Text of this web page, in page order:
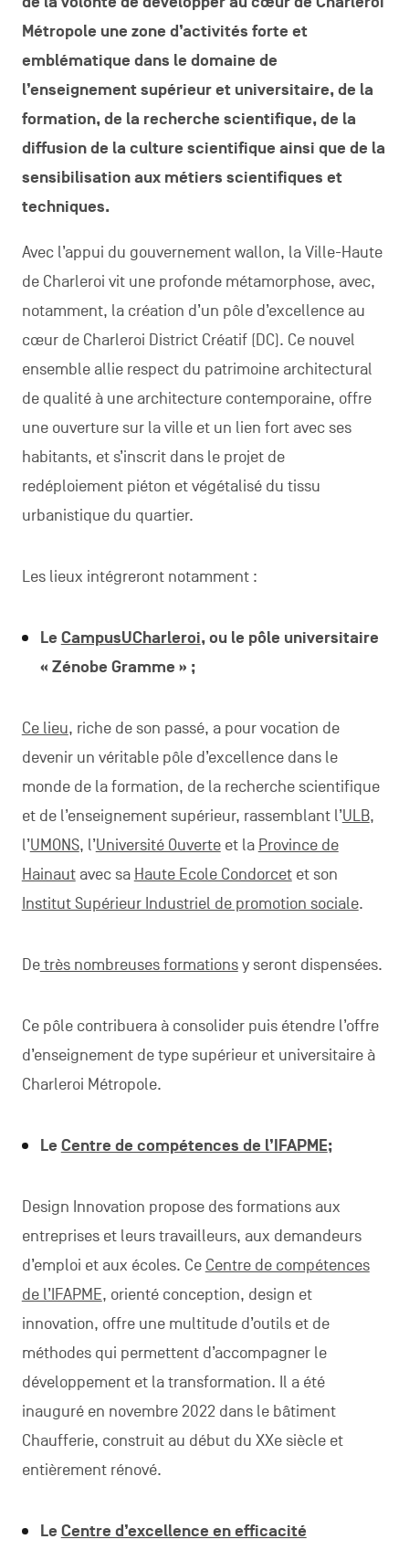
Métropole une zone d’activités forte et
emblématique dans le domaine de
l’enseignement supérieur et universitaire, de la
formation, de la recherche scientifique, de la
diffusion de la culture scientifique ainsi que de la
sensibilisation aux métiers scientifiques et
techniques.
Avec l’appui du gouvernement wallon, la Ville-Haute
de Charleroi vit une profonde métamorphose, avec,
notamment, la création d’un pôle d’excellence au
cœur de Charleroi District Créatif (DC). Ce nouvel
ensemble allie respect du patrimoine architectural
de qualité à une architecture contemporaine, offre
une ouverture sur la ville et un lien fort avec ses
habitants, et s’inscrit dans le projet de
redéploiement piéton et végétalisé du tissu
urbanistique du quartier.
Les lieux intégreront notamment :
Le CampusUCharleroi, ou le pôle universitaire
« Zénobe Gramme » ;
Ce lieu, riche de son passé, a pour vocation de
devenir un véritable pôle d’excellence dans le
monde de la formation, de la recherche scientifique
et de l’enseignement supérieur, rassemblant l’ULB,
l’UMONS, l’Université Ouverteet la Province de
Hainautavec sa Haute Ecole Condorcetet son
Institut Supérieur Industriel de promotion sociale.
Detrès nombreuses formationsy seront dispensées.
Ce pôle contribuera à consolider puis étendre l’offre
d’enseignement de type supérieur et universitaire à
Charleroi Métropole.
Le Centre de compétences de l’IFAPME;
Design Innovation propose des formations aux
entreprises et leurs travailleurs, aux demandeurs
d’emploi et aux écoles. Ce Centre de compétences
de l’IFAPME, orienté conception, design et
innovation, offre une multitude d’outils et de
méthodes qui permettent d’accompagner le
développement et la transformation. Il a été
inauguré en novembre 2022 dans le bâtiment
Chaufferie, construit au début du XXe siècle et
entièrement rénové.
Le Centre d’excellence en efficacité